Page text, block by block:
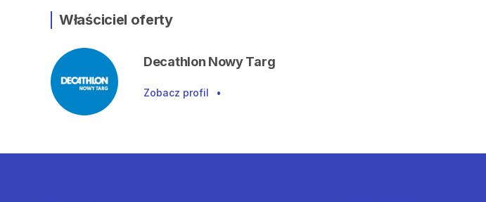
Właściciel oferty
Decathlon Nowy Targ
Zobacz profil •